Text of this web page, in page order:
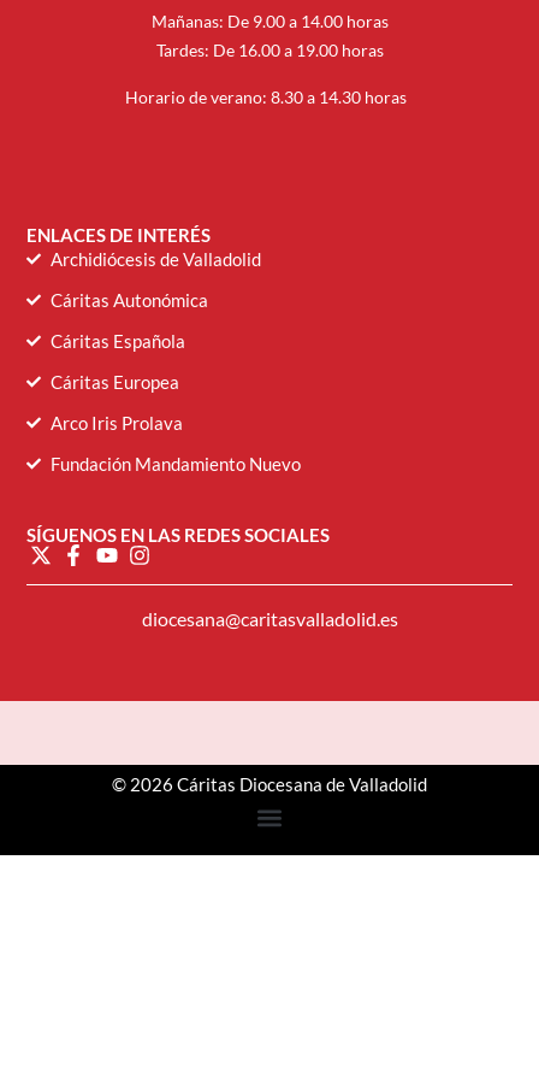
Mañanas: De 9.00 a 14.00 horas
Tardes: De 16.00 a 19.00 horas
Horario de verano: 8.30 a 14.30 horas
ENLACES DE INTERÉS
Archidiócesis de Valladolid
Cáritas Autonómica
Cáritas Española
Cáritas Europea
Arco Iris Prolava
Fundación Mandamiento Nuevo
SÍGUENOS EN LAS REDES SOCIALES
diocesana@caritasvalladolid.es
© 2026 Cáritas Diocesana de Valladolid